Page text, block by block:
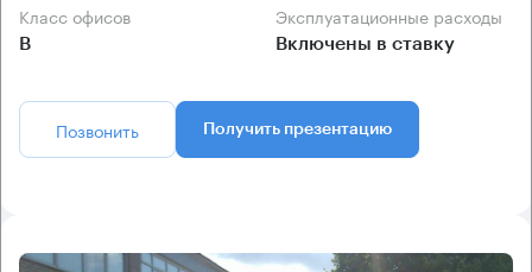
Класс офисов
B
Эксплуатационные расходы
Включены в ставку
Позвонить Получить презентацию